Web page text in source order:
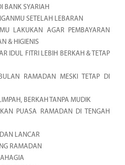
BANK SYARIAH
SETELAH LEBARAN
LAKUKAN AGAR PEMBAYARAN
& HIGIENIS
IDUL FITRI LEBIH BERKAH & TETAP
RAMADAN MESKI TETAP DI
BERKAH TANPA MUDIK
PUASA RAMADAN DI TENGAH
LANCAR
RAMADAN